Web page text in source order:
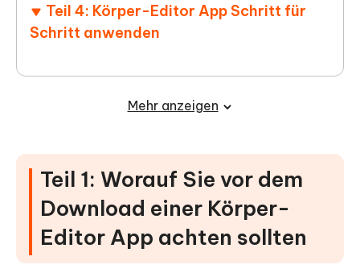
Teil 4: Körper-Editor App Schritt für
Schritt anwenden
Mehr anzeigen
Teil 1: Worauf Sie vor dem
Download einer Körper-
Editor App achten sollten